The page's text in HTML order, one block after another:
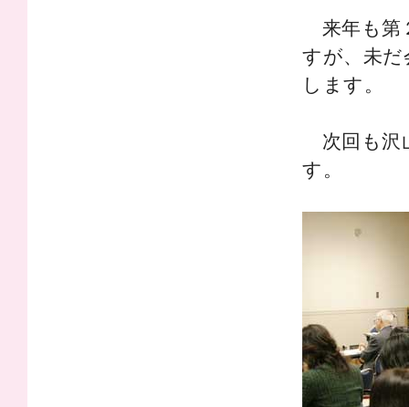
来年も第
すが、未だ
します。
次回も沢
す。